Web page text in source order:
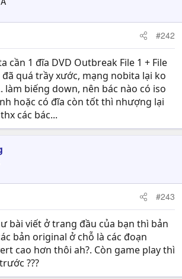
#242
cần 1 đĩa DVD Outbreak File 1 + File
quá trầy xước, mạng nobita lại ko
làm biếng down, nên bác nào có iso
hoặc có đĩa còn tốt thì nhượng lại
các bác...
#243
bài viết ở trang đầu của bạn thì bản
bản original ở chỗ là các đoạn
cao hơn thôi ah?. Còn game play thì
???